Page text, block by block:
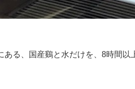
ある、国産鷄と水だけを、8時間